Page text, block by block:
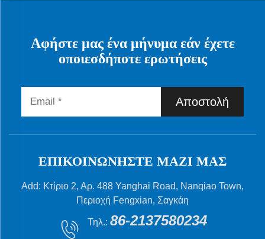
Αφήστε μας ένα μήνυμα εάν έχετε
οποιεσδήποτε ερωτήσεις
Αποστολή
ΕΠΙΚΟΙΝΩΝΉΣΤΕ ΜΑΖΊ ΜΑΣ
Add: Κτίριο 2, Αρ. 488 Yanghai Road, Nanqiao Town,
Περιοχή Fengxian, Σαγκάη
Τηλ.: 86-2137580234